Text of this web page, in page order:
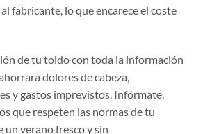
fabricante, lo que encarece el coste
de tu toldo con toda la información
dolores de cabeza,
y gastos imprevistos. Infórmate,
que respeten las normas de tu
un verano fresco y sin